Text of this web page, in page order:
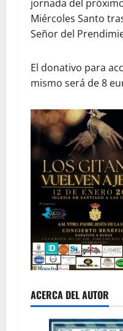
jornada del
Miércoles Santo
Señor del
El donativo para
mismo será de 8
ACERCA DEL AUTOR